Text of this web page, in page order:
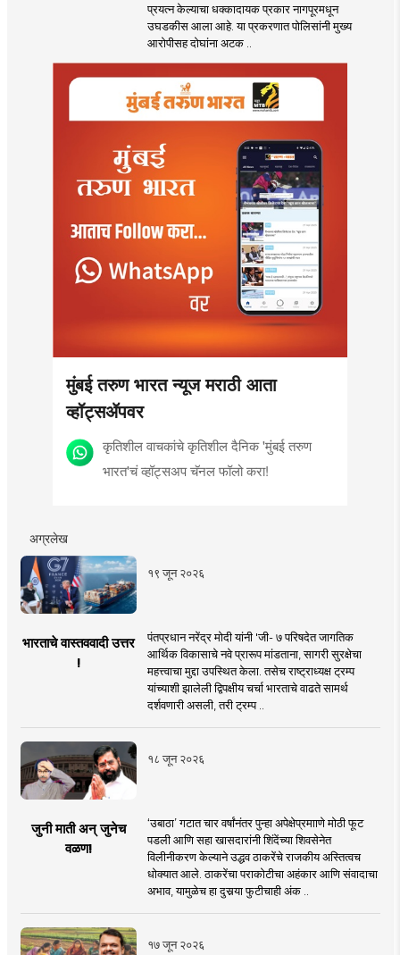
प्रयत्न केल्याचा धक्कादायक प्रकार नागपूरमधून
उघडकीस आला आहे. या प्रकरणात पोलिसांनी मुख्य
आरोपीसह दोघांना अटक ..
मुंबई तरुण भारत न्यूज मराठी आता
व्हॉट्सॲपवर
कृतिशील वाचकांचे कृतिशील दैनिक 'मुंबई तरुण
भारत'चं व्हॉट्सअप चॅनल फॉलो करा!
अग्रलेख
१९ जून २०२६
भारताचे वास्तववादी उत्तर
!
पंतप्रधान नरेंद्र मोदी यांनी 'जी- ७ परिषदेत जागतिक
आर्थिक विकासाचे नवे प्रारूप मांडताना, सागरी सुरक्षेचा
महत्त्वाचा मुद्दा उपस्थित केला. तसेच राष्ट्राध्यक्ष ट्रम्प
यांच्याशी झालेली द्विपक्षीय चर्चा भारताचे वाढते सामर्थ
दर्शवणारी असली, तरी ट्रम्प ..
१८ जून २०२६
जुनी माती अन् जुनेच
वळण!
‘उबाठा’ गटात चार वर्षांनंतर पुन्हा अपेक्षेप्रमााणे मोठी फूट
पडली आणि सहा खासदारांनी शिंदेंच्या शिवसेनेत
विलीनीकरण केल्याने उद्धव ठाकरेंचे राजकीय अस्तित्वच
धोक्यात आले. ठाकरेंचा पराकोटीचा अहंकार आणि संवादाचा
अभाव, यामुळेच हा दुसर्‍या फुटीचाही अंक ..
१७ जून २०२६